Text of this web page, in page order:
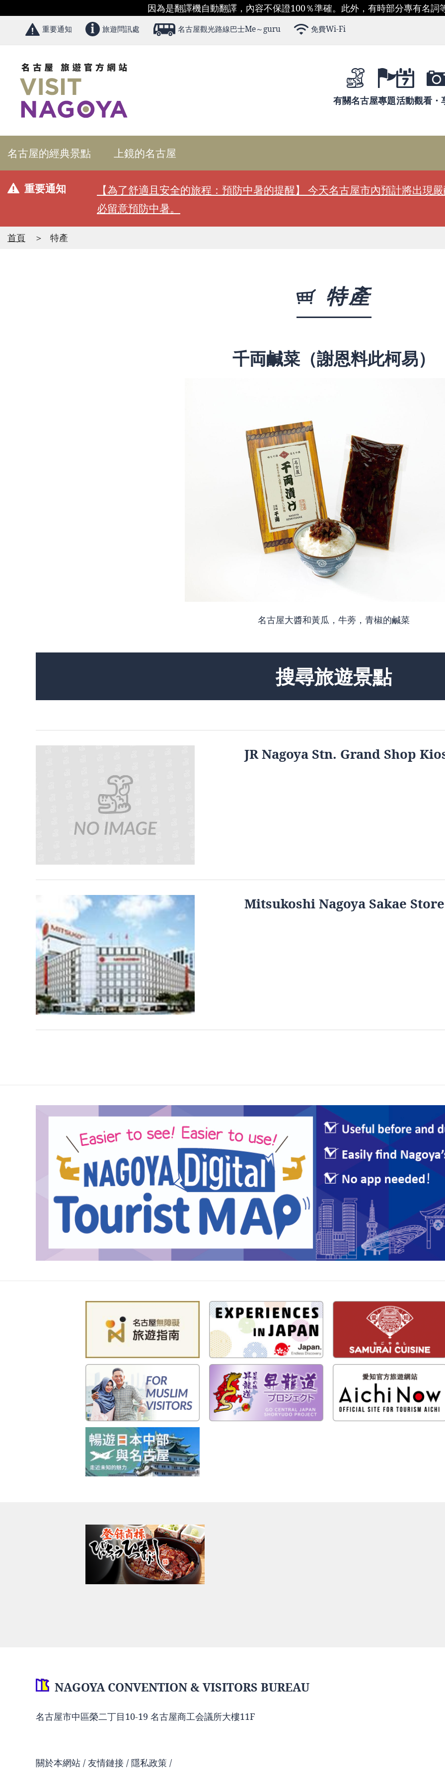
因為是翻譯機自動翻譯，內容不保證100％準確。此外，有時部分專有名詞
重要通知 旅遊問訊處 名古屋觀光路線巴士Me～guru 免費Wi-Fi
有關名古屋專題活動觀看・
名古屋的經典景點 上鏡的名古屋
重要通知
【為了舒適且安全的旅程：預防中暑的提醒】 今天名古屋市內預計將出現
必留意預防中暑。
首頁 特產
特產
千両鹹菜（謝恩料此柯易）
名古屋大醬和黃瓜，牛蒡，青椒的鹹菜
搜尋旅遊景點
JR Nagoya Stn. Grand Shop
Mitsukoshi Nagoya Sakae Store
NAGOYA CONVENTION & VISITORS BUREAU
名古屋市中區榮二丁目10-19 名古屋商工会議所大樓11F
關於本網站 友情鏈接 隱私政策